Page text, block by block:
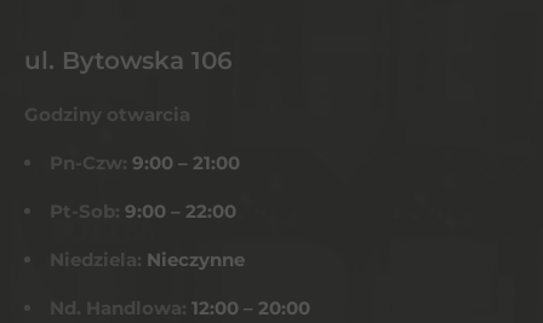
ul. Bytowska 106
Godziny otwarcia
Pn-Czw: 9:00 – 21:00
Pt-Sob: 9:00 – 22:00
Niedziela: Nieczynne
Nd. Handlowa: 12:00 – 20:00